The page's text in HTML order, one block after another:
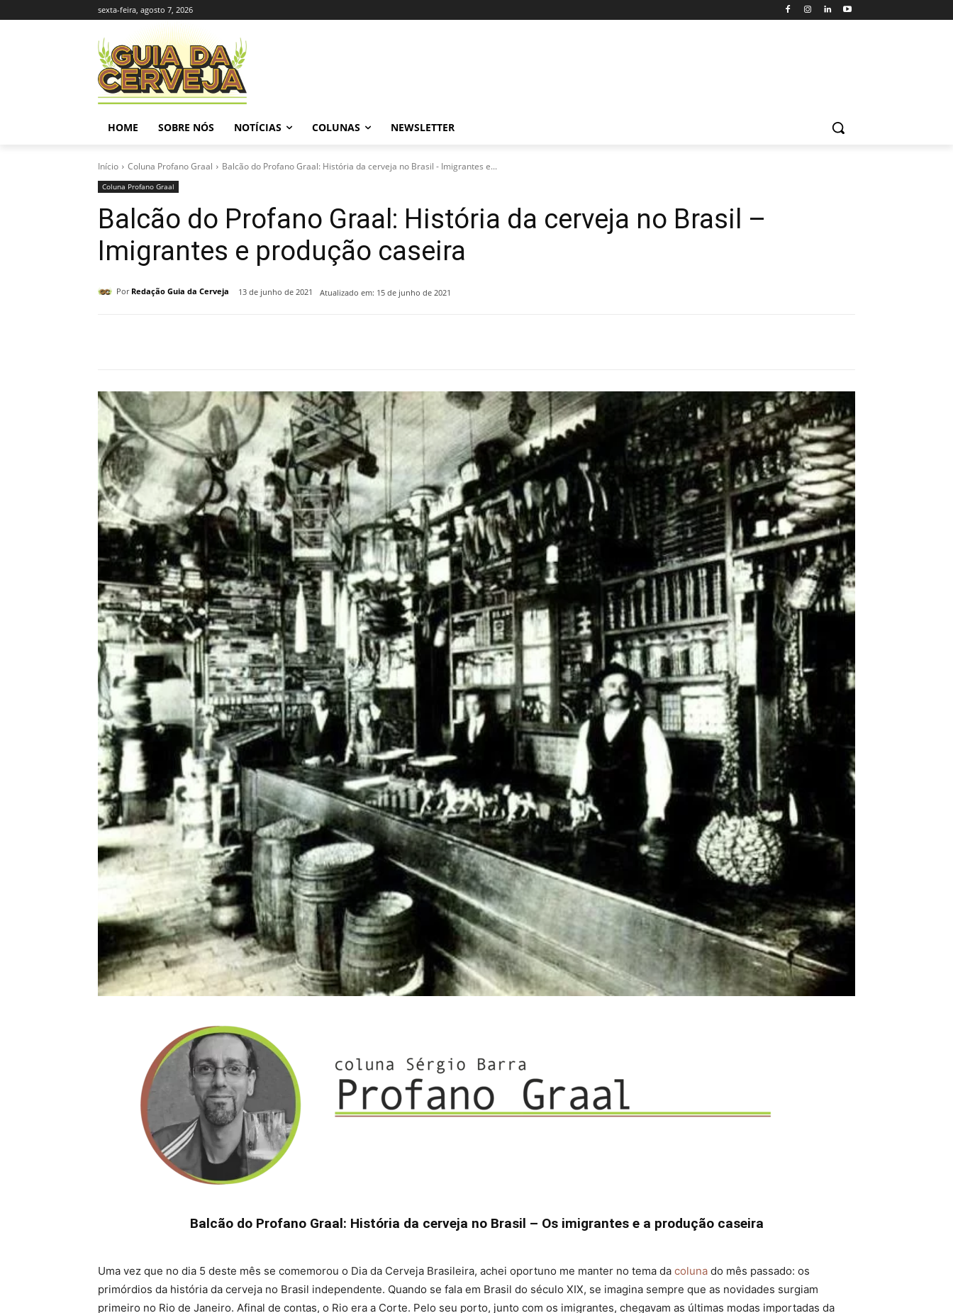
sexta-feira, agosto 7, 2026
HOME SOBRE NÓS NOTÍCIAS COLUNAS NEWSLETTER
Início Coluna Profano Graal Balcão do Profano Graal: História da cerveja no Brasil - Imigrantes e...
Coluna Profano Graal
Balcão do Profano Graal: História da cerveja no Brasil –
Imigrantes e produção caseira
Por Redação Guia da Cerveja 13 de junho de 2021 Atualizado em: 15 de junho de 2021
Balcão do Profano Graal: História da cerveja no Brasil – Os imigrantes e a produção caseira
Uma vez que no dia 5 deste mês se comemorou o Dia da Cerveja Brasileira, achei oportuno me manter no tema da coluna do mês passado: os
primórdios da história da cerveja no Brasil independente. Quando se fala em Brasil do século XIX, se imagina sempre que as novidades surgiam
primeiro no Rio de Janeiro. Afinal de contas, o Rio era a Corte. Pelo seu porto, junto com os imigrantes, chegavam as últimas modas importadas da